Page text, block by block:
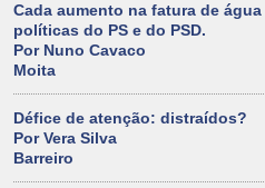
Cada aumento na fatura de
políticas do PS e do PSD.
Por Nuno Cavaco
Moita
Défice de atenção: distraídos?
Por Vera Silva
Barreiro